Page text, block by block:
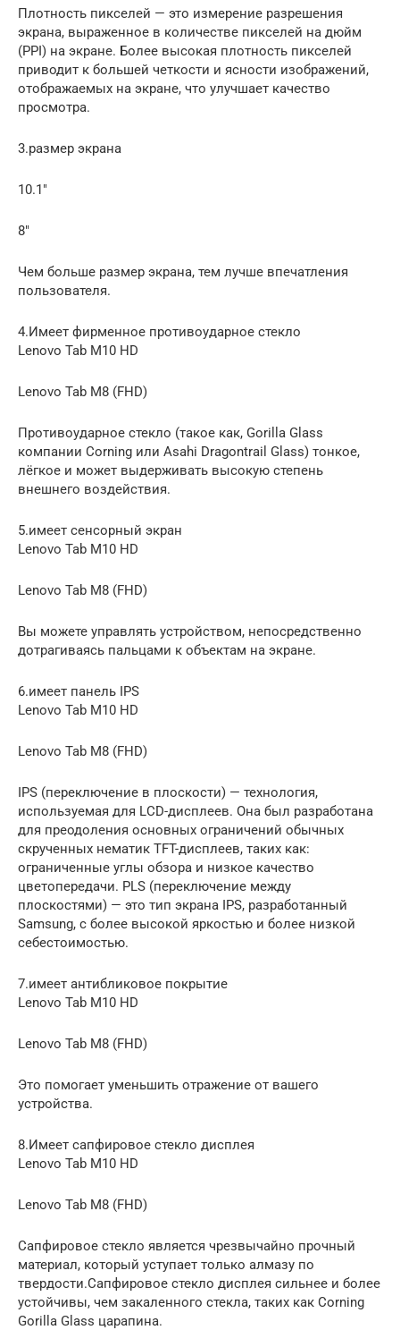
Плотность пикселей — это измерение разрешения
экрана, выраженное в количестве пикселей на дюйм
(PPI) на экране. Более высокая плотность пикселей
приводит к большей четкости и ясности изображений,
отображаемых на экране, что улучшает качество
просмотра.
3.размер экрана
10.1″
8″
Чем больше размер экрана, тем лучше впечатления
пользователя.
4.Имеет фирменное противоударное стекло
Lenovo Tab M10 HD
Lenovo Tab M8 (FHD)
Противоударное стекло (такое как, Gorilla Glass
компании Corning или Asahi Dragontrail Glass) тонкое,
лёгкое и может выдерживать высокую степень
внешнего воздействия.
5.имеет сенсорный экран
Lenovo Tab M10 HD
Lenovo Tab M8 (FHD)
Вы можете управлять устройством, непосредственно
дотрагиваясь пальцами к объектам на экране.
6.имеет панель IPS
Lenovo Tab M10 HD
Lenovo Tab M8 (FHD)
IPS (переключение в плоскости) — технология,
используемая для LCD-дисплеев. Она был разработана
для преодоления основных ограничений обычных
скрученных нематик TFT-дисплеев, таких как:
ограниченные углы обзора и низкое качество
цветопередачи. PLS (переключение между
плоскостями) — это тип экрана IPS, разработанный
Samsung, с более высокой яркостью и более низкой
себестоимостью.
7.имеет антибликовое покрытие
Lenovo Tab M10 HD
Lenovo Tab M8 (FHD)
Это помогает уменьшить отражение от вашего
устройства.
8.Имеет сапфировое стекло дисплея
Lenovo Tab M10 HD
Lenovo Tab M8 (FHD)
Сапфировое стекло является чрезвычайно прочный
материал, который уступает только алмазу по
твердости.Сапфировое стекло дисплея сильнее и более
устойчивы, чем закаленного стекла, таких как Corning
Gorilla Glass царапина.